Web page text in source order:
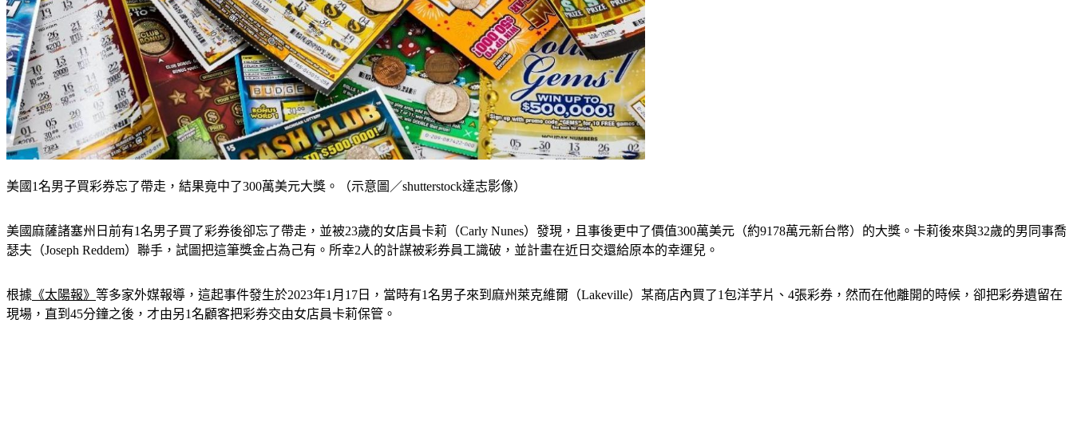
美國1名男子買彩券忘了帶走，結果竟中了300萬美元大獎。（示意圖／shutterstock達志影像）
美國麻薩諸塞州日前有1名男子買了彩券後卻忘了帶走，並被23歲的女店員卡莉（Carly Nunes）發現，且事後更中了價值300萬美元（約9178萬元新台幣）的大獎。卡莉後來與32歲的男同事喬
瑟夫（Joseph Reddem）聯手，試圖把這筆獎金占為己有。所幸2人的計謀被彩券員工識破，並計畫在近日交還給原本的幸運兒。
根據 《太陽報》 等多家外媒報導，這起事件發生於2023年1月17日，當時有1名男子來到麻州萊克維爾（Lakeville）某商店內買了1包洋芋片、4張彩券，然而在他離開的時候，卻把彩券遺留在
現場，直到45分鐘之後，才由另1名顧客把彩券交由女店員卡莉保管。